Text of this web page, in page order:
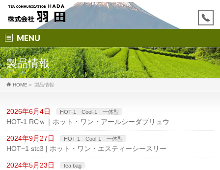
MENU
製品情報
HOME » 製品情報
2026年6月4日 HOT-1 Cool-1 一体型
HOT-1 RCｗ｜ホット・ワン・アールシーダブリュウ
2024年9月27日 HOT-1 Cool-1 一体型
HOT−1 stc3 | ホット・ワン・エスティーシースリー
2024年5月23日 tea bag